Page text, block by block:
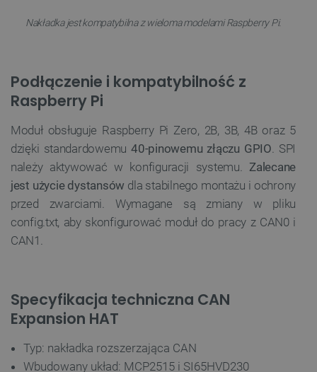
Nakładka jest kompatybilna z wieloma modelami Raspberry Pi.
Podłączenie i kompatybilność z
Raspberry Pi
Moduł obsługuje Raspberry Pi Zero, 2B, 3B, 4B oraz 5
dzięki standardowemu40-pinowemu złączu GPIO . SPI
należy aktywować w konfiguracji systemu. Zalecane
jest użycie dystansów dla stabilnego montażu i ochrony
przed zwarciami. Wymagane są zmiany w pliku
config.txt, aby skonfigurować moduł do pracy z CAN0 i
CAN1.
Specyfikacja techniczna CAN
Expansion HAT
Typ: nakładka rozszerzająca CAN
Wbudowany układ: MCP2515 i SI65HVD230
Niezbędne pliki cookie umożliwiają korzystanie z
Nazwa
.botland.com.pl
VISITOR_PRIVACY_METADATA YouTube